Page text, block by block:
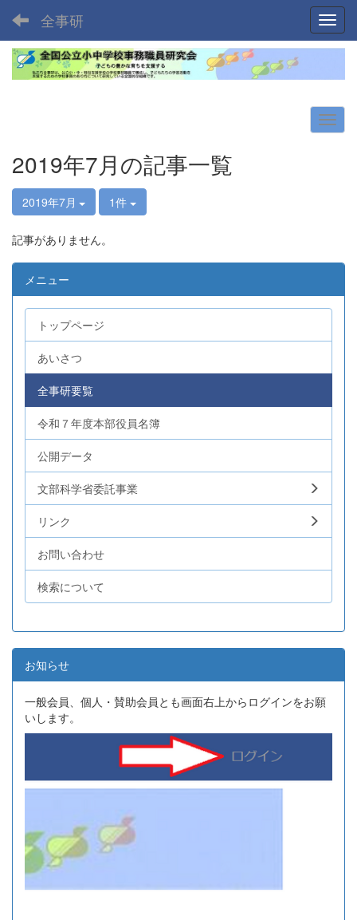
全事研
2019年7月の記事一覧
2019年7月 1件
記事がありません。
メニュー
トップページ
あいさつ
全事研要覧
令和７年度本部役員名簿
公開データ
文部科学省委託事業
リンク
お問い合わせ
検索について
お知らせ
一般会員、個人・賛助会員とも画面右上からログインをお願
いします。